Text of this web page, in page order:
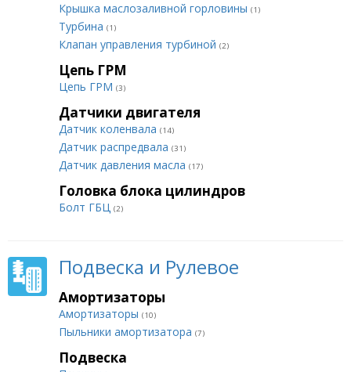
Крышка маслозаливной горловины (1)
Турбина (1)
Клапан управления турбиной (2)
Цепь ГРМ
Цепь ГРМ (3)
Датчики двигателя
Датчик коленвала (14)
Датчик распредвала (31)
Датчик давления масла (17)
Головка блока цилиндров
Болт ГБЦ (2)
Подвеска и Рулевое
Амортизаторы
Амортизаторы (10)
Пыльники амортизатора (7)
Подвеска